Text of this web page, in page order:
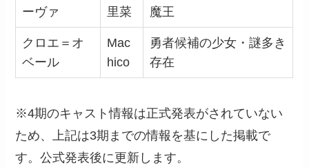
ーヴァ
里菜
魔王
クロエ＝オ
ベール
Mac
hico
勇者候補の少女・謎多き
存在
※4期のキャスト情報は正式発表がされていない
ため、上記は3期までの情報を基にした掲載で
す。公式発表後に更新します。